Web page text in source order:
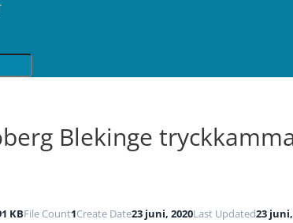
Blekinge
KBFile Count1Create Date23 juni, 2020Last Updated23